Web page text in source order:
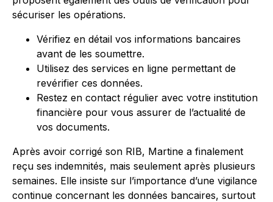
sécuriser les opérations.
Vérifiez en détail vos informations bancaires
avant de les soumettre.
Utilisez des services en ligne permettant de
revérifier ces données.
Restez en contact régulier avec votre institution
financière pour vous assurer de l’actualité de
vos documents.
Après avoir corrigé son RIB, Martine a finalement
reçu ses indemnités, mais seulement après plusieurs
semaines. Elle insiste sur l’importance d’une vigilance
continue concernant les données bancaires, surtout